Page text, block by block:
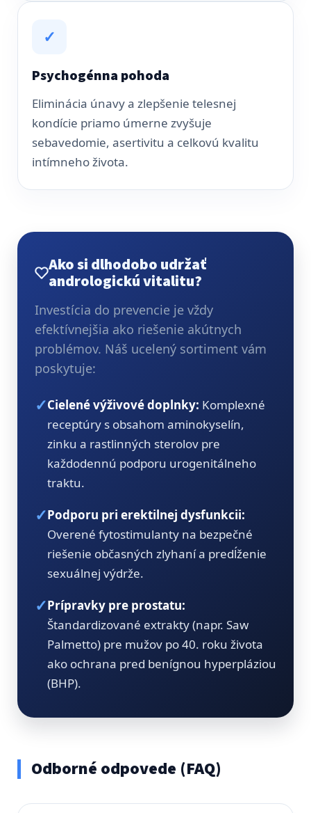
✓
Psychogénna pohoda
Eliminácia únavy a zlepšenie telesnej
kondície priamo úmerne zvyšuje
sebavedomie, asertivitu a celkovú kvalitu
intímneho života.
Ako si dlhodobo udržať
andrologickú vitalitu?
Investícia do prevencie je vždy
efektívnejšia ako riešenie akútnych
problémov. Náš ucelený sortiment vám
poskytuje:
✓Cielené výživové doplnky: Komplexné
receptúry s obsahom aminokyselín,
zinku a rastlinných sterolov pre
každodennú podporu urogenitálneho
traktu.
✓Podporu pri erektilnej dysfunkcii:
Overené fytostimulanty na bezpečné
riešenie občasných zlyhaní a predĺženie
sexuálnej výdrže.
✓Prípravky pre prostatu:
Štandardizované extrakty (napr. Saw
Palmetto) pre mužov po 40. roku života
ako ochrana pred benígnou hyperpláziou
(BHP).
Odborné odpovede (FAQ)